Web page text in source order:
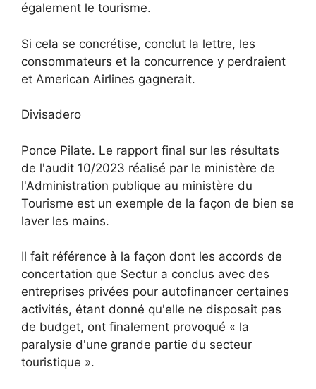
également le tourisme.
Si cela se concrétise, conclut la lettre, les
consommateurs et la concurrence y perdraient
et American Airlines gagnerait.
Divisadero
Ponce Pilate. Le rapport final sur les résultats
de l'audit 10/2023 réalisé par le ministère de
l'Administration publique au ministère du
Tourisme est un exemple de la façon de bien se
laver les mains.
Il fait référence à la façon dont les accords de
concertation que Sectur a conclus avec des
entreprises privées pour autofinancer certaines
activités, étant donné qu'elle ne disposait pas
de budget, ont finalement provoqué « la
paralysie d'une grande partie du secteur
touristique ».